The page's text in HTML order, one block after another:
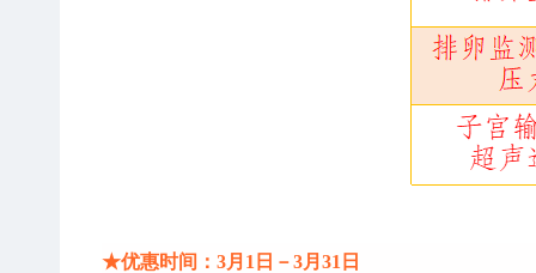
★优惠时间 ：3月1日－3月31日